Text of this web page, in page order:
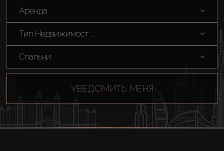
Купить
Продажа
Аренда
Тип Недвижимост ...
Спальни
УВЕДОМИТЬ МЕНЯ